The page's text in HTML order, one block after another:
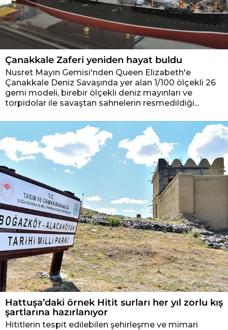
Çanakkale Zaferi yeniden hayat buldu
Nusret Mayın Gemisi'nden Queen Elizabeth'e
Çanakkale Deniz Savaşında yer alan 1/100 ölçekli 26
gemi modeli, birebir ölçekli deniz mayınları ve
torpidolar ile savaştan sahnelerin resmedildiği...
Hattuşa’daki örnek Hitit surları her yıl zorlu kış
şartlarına hazırlanıyor
Hititlerin tespit edilebilen şehirleşme ve mimari